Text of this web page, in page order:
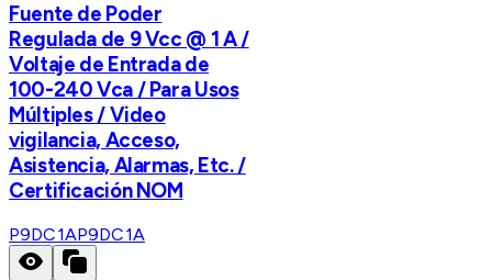
Fuente de Poder
Regulada de 9 Vcc @ 1 A /
Voltaje de Entrada de
100-240 Vca / Para Usos
Múltiples / Video
vigilancia, Acceso,
Asistencia, Alarmas, Etc. /
Certificación NOM
P9DC1AP9DC1A